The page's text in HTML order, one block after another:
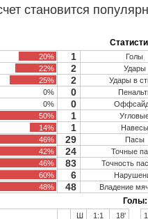
становится
20% 1 Голы
22%
2 Удары
25%
2 Удары в
0%
0
0%
0
50%
1
14%
1 Навесы
46%
29 Пасы
42%
24 Точные
46%
83 Точность
60%
6
48%
48 Владение
Голы:
Ш 1:1 18'